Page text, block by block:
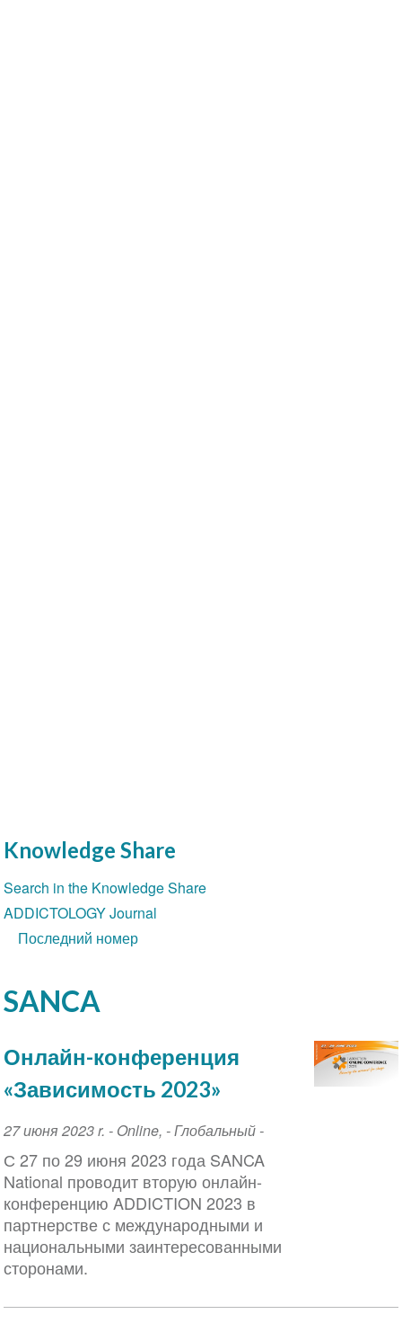
SANCA
Онлайн-конференция
«Зависимость 2023»
Event
Date
27 июня 2023 r. - Online, - Глобальный -
С 27 по 29 июня 2023 года SANCA
National проводит вторую онлайн-
конференцию ADDICTION 2023 в
партнерстве с международными и
национальными заинтересованными
сторонами.
Knowledge Share
Section
navigation
Search in the Knowledge Share
ADDICTOLOGY Journal
Последний номер